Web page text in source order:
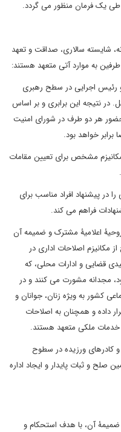
یک فرمان منظور می گردد.
شایسته سالاری، صداقت و تعهد
به موارد آتی متعهد هستند:
و رئیس اجرایی در سطح رهبری
در نتیجه این برابری و بر اساس
ذکر شد، حضور هر دو طرف در شورای امنیت
خواهد بود.
مشخص برای تعیین مقامات
در پیشنهاد افراد مناسب برای
فراهم می کند.
اعلامیۀ مشترک و ضمیمه آن
مکانیزم اصلاحات اداری در
قضایی و ادارات محلی، که
مجدانه مشورت می کنند و در
کشور به ویژه زنان، جوانان و
داده و همچنان به اصلاحات
ملکی متعهد هستند.
کادرهای ورزیده در سطوح
صلح و ثبات پایدار و ایجاد اداره
مشترک مورخ 11 مرداد و ضمیمۀ آن، با هدف استحکام و